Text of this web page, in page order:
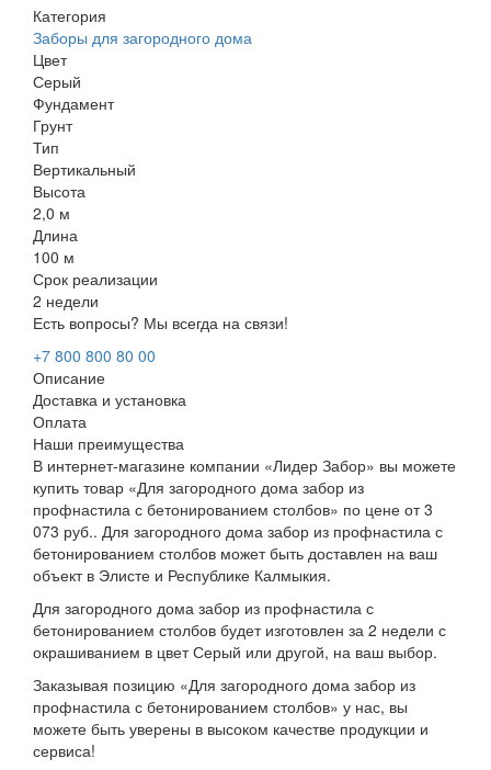
Категория
Заборы для загородного дома
Цвет
Серый
Фундамент
Грунт
Тип
Вертикальный
Высота
2,0 м
Длина
100 м
Срок реализации
2 недели
Есть вопросы? Мы всегда на связи!
+7 800 800 80 00
Описание
Доставка и установка
Оплата
Наши преимущества
В интернет-магазине компании «Лидер Забор» вы можете
купить товар «Для загородного дома забор из
профнастила с бетонированием столбов» по цене от 3
073 руб.. Для загородного дома забор из профнастила с
бетонированием столбов может быть доставлен на ваш
объект в Элисте и Республике Калмыкия.
Для загородного дома забор из профнастила с
бетонированием столбов будет изготовлен за 2 недели с
окрашиванием в цвет Серый или другой, на ваш выбор.
Заказывая позицию «Для загородного дома забор из
профнастила с бетонированием столбов» у нас, вы
можете быть уверены в высоком качестве продукции и
сервиса!